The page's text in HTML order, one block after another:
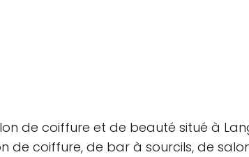
de coiffure et de beauté situé à
de coiffure, de bar à sourcils, de